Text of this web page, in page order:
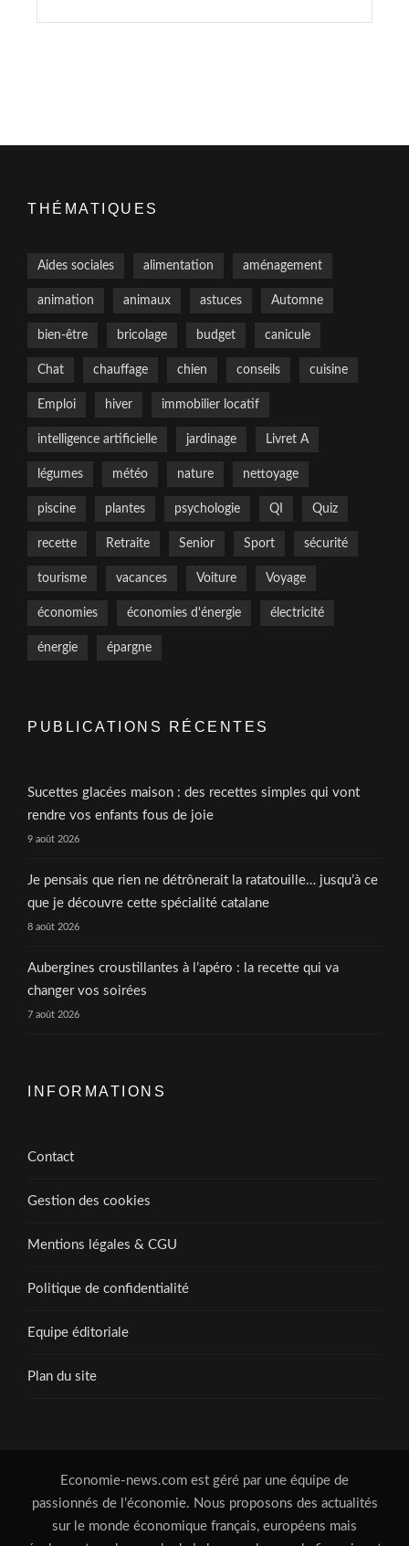
THÉMATIQUES
Aides sociales alimentation aménagement
animation animaux astuces Automne
bien-être bricolage budget canicule
Chat chauffage chien conseils cuisine
Emploi hiver immobilier locatif
intelligence artificielle jardinage Livret A
légumes météo nature nettoyage
piscine plantes psychologie QI Quiz
recette Retraite Senior Sport sécurité
tourisme vacances Voiture Voyage
économies économies d'énergie électricité
énergie épargne
PUBLICATIONS RÉCENTES
Sucettes glacées maison : des recettes simples qui vont
rendre vos enfants fous de joie
9 août 2026
Je pensais que rien ne détrônerait la ratatouille… jusqu’à ce
que je découvre cette spécialité catalane
8 août 2026
Aubergines croustillantes à l’apéro : la recette qui va
changer vos soirées
7 août 2026
INFORMATIONS
Contact
Gestion des cookies
Mentions légales & CGU
Politique de confidentialité
Equipe éditoriale
Plan du site
Economie-news.com est géré par une équipe de
passionnés de l’économie. Nous proposons des actualités
sur le monde économique français, européens mais